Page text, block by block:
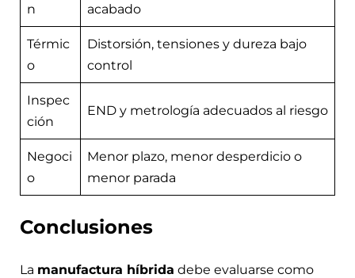
n
acabado
Térmic
o
Distorsión, tensiones y dureza bajo
control
Inspec
ción
END y metrología adecuados al riesgo
Negoci
o
Menor plazo, menor desperdicio o
menor parada
Conclusiones
La manufactura híbrida debe evaluarse como